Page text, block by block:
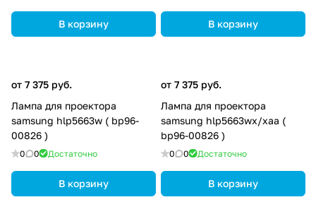
В корзину В корзину
от 7 375 руб.
Лампа для проектора
samsung hlp5663w ( bp96-
00826 )
0 0 Достаточно
В корзину
от 7 375 руб.
Лампа для проектора
samsung hlp5663wx/xaa (
bp96-00826 )
0 0 Достаточно
В корзину